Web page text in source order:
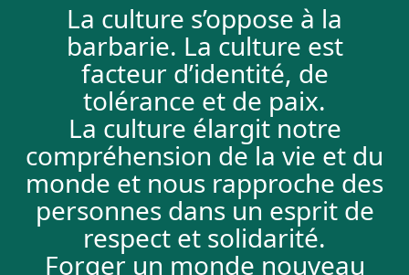
La culture s’oppose à la
barbarie. La culture est
facteur d’identité, de
tolérance et de paix.
La culture élargit notre
compréhension de la vie et du
monde et nous rapproche des
personnes dans un esprit de
respect et solidarité.
Forger un monde nouveau